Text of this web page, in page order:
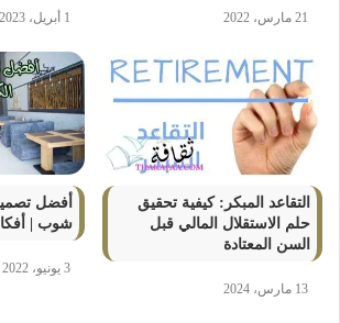
21 مارس، 2022 1 أبريل، 2023
التقاعد المبكر: كيفية تحقيق
حلم الاستقلال المالي قبل
السن المعتادة
13 مارس، 2024
أفضل
شوب |
3 يونيو، 2022